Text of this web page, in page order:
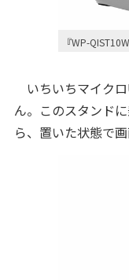
『WP-
いちいちマイク
ん。このスタンド
ら、置いた状態で